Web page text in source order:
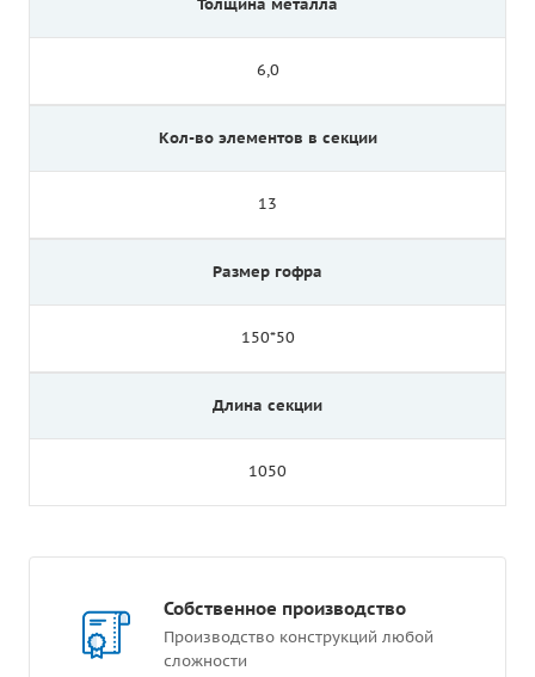
Толщина металла
6,0
Кол-во элементов в секции
13
Размер гофра
150*50
Длина секции
1050
Собственное производство
Производство конструкций любой
сложности